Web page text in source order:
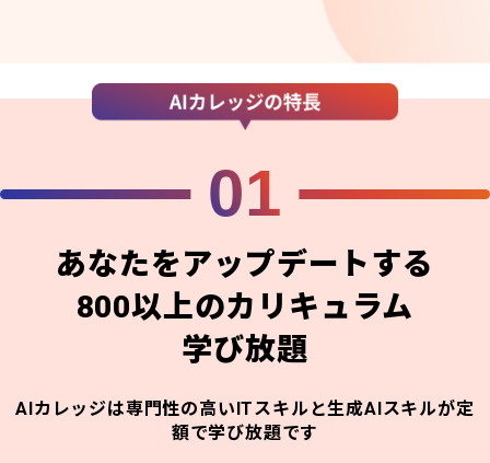
01
あなたをアップデートする
800以上のカリキュラム
学び放題
AIカレッジは専門性の高いITスキルと生成AIスキルが定
額で学び放題です